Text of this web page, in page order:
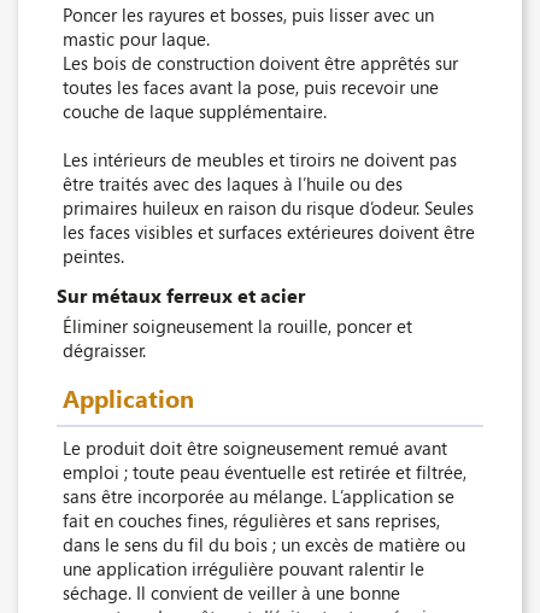
Poncer les rayures et bosses, puis lisser avec un
mastic pour laque.
Les bois de construction doivent être apprêtés sur
toutes les faces avant la pose, puis recevoir une
couche de laque supplémentaire.
Les intérieurs de meubles et tiroirs ne doivent pas
être traités avec des laques à l’huile ou des
primaires huileux en raison du risque d’odeur. Seules
les faces visibles et surfaces extérieures doivent être
peintes.
Sur métaux ferreux et acier
Éliminer soigneusement la rouille, poncer et
dégraisser.
Application
Le produit doit être soigneusement remué avant
emploi ; toute peau éventuelle est retirée et filtrée,
sans être incorporée au mélange. L’application se
fait en couches fines, régulières et sans reprises,
dans le sens du fil du bois ; un excès de matière ou
une application irrégulière pouvant ralentir le
séchage. Il convient de veiller à une bonne